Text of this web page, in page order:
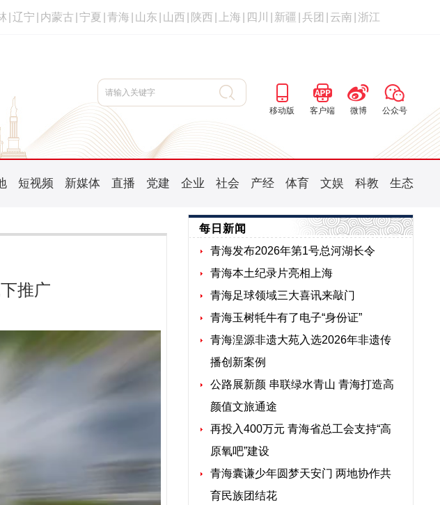
辽宁 内蒙古 宁夏 青海 山东 山西 陕西 上海 四川 新疆 兵团 云南 浙江
移动版 客户端 微博 公众号
短视频 新媒体 直播 党建 企业 社会 产经 体育 文娱 科教 生态
推广
每日新闻
青海发布2026年第1号总河湖长令
青海本土纪录片亮相上海
青海足球领域三大喜讯来敲门
青海玉树牦牛有了电子“身份证”
青海湟源非遗大苑入选2026年非遗传
播创新案例
公路展新颜 串联绿水青山 青海打造高
颜值文旅通途
再投入400万元 青海省总工会支持“高
原氧吧”建设
青海囊谦少年圆梦天安门 两地协作共
育民族团结花